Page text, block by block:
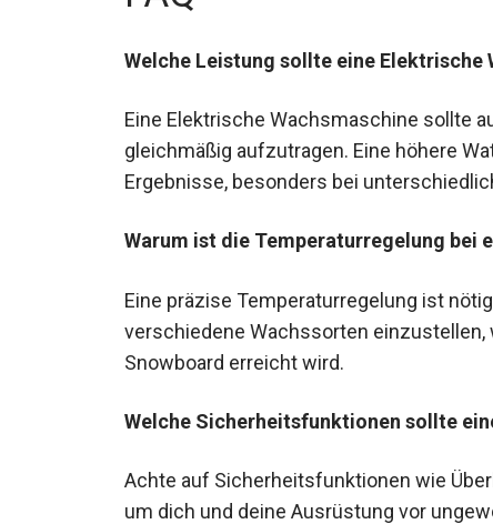
FAQ
Eine Elektrische Wachsmaschine sollte
gleichmäßig aufzutragen. Eine höhere
Eine präzise Temperaturregelung ist
verschiedene Wachssorten einzustellen,
Achte auf Sicherheitsfunktionen wie